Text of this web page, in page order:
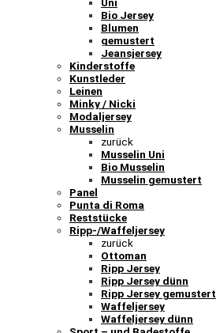
Bio Jersey
Blumen
gemustert
Jeansjersey
Kinderstoffe
Kunstleder
Leinen
Minky / Nicki
Modaljersey
Musselin
zurück
Musselin Uni
Bio Musselin
Musselin gemustert
Panel
Punta di Roma
Reststücke
Ripp-/Waffeljersey
zurück
Ottoman
Ripp Jersey
Ripp Jersey dünn
Ripp Jersey gemustert
Waffeljersey
Waffeljersey dünn